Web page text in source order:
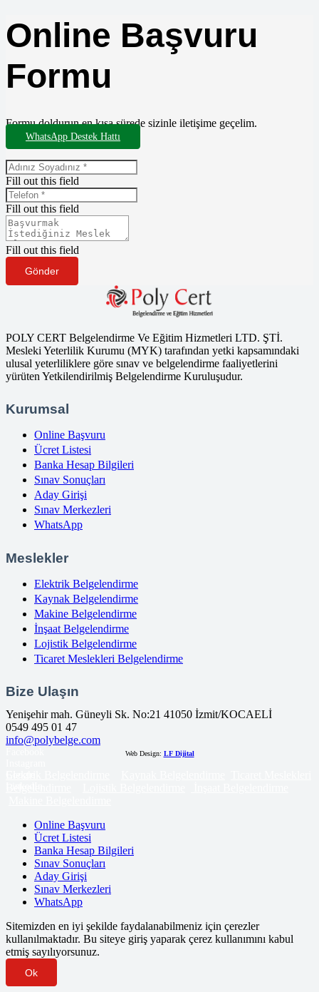
Online Başvuru
Formu
Formu doldurun en kısa sürede sizinle iletişime geçelim.
WhatsApp Destek Hattı
Fill out this field
Fill out this field
Fill out this field
Gönder
POLY CERT Belgelendirme Ve Eğitim Hizmetleri LTD. ŞTİ.
Mesleki Yeterlilik Kurumu (MYK) tarafından yetki kapsamındaki
ulusal yeterliliklere göre sınav ve belgelendirme faaliyetlerini
yürüten Yetkilendirilmiş Belgelendirme Kuruluşudur.
Kurumsal
Online Başvuru
Ücret Listesi
Banka Hesap Bilgileri
Sınav Sonuçları
Aday Girişi
Sınav Merkezleri
WhatsApp
Meslekler
Elektrik Belgelendirme
Kaynak Belgelendirme
Makine Belgelendirme
İnşaat Belgelendirme
Lojistik Belgelendirme
Ticaret Meslekleri Belgelendirme
Bize Ulaşın
Yenişehir mah. Güneyli Sk. No:21 41050 İzmit/KOCAELİ
0549 495 01 47
info@polybelge.com
Web Design: LF Dijital
Online Başvuru
Ücret Listesi
Banka Hesap Bilgileri
Sınav Sonuçları
Aday Girişi
Sınav Merkezleri
WhatsApp
Sitemizden en iyi şekilde faydalanabilmeniz için çerezler
kullanılmaktadır. Bu siteye giriş yaparak çerez kullanımını kabul
etmiş sayılıyorsunuz.
Ok